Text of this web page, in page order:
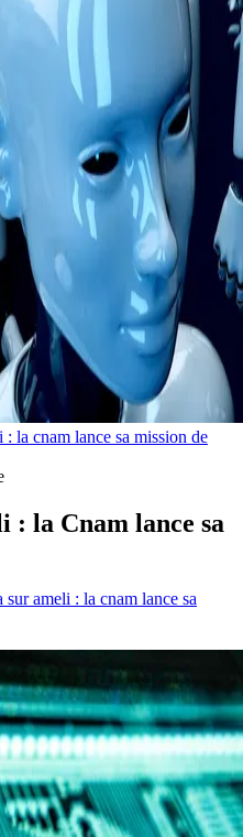
la cnam lance sa mission de
: la Cnam lance sa
sur ameli : la cnam lance sa